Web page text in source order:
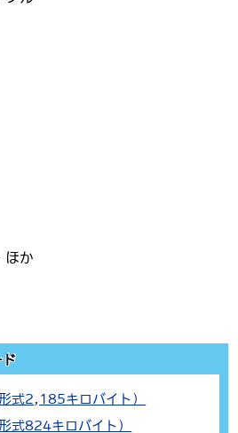
ほか
ド
式2,185キロバイト）
式824キロバイト）